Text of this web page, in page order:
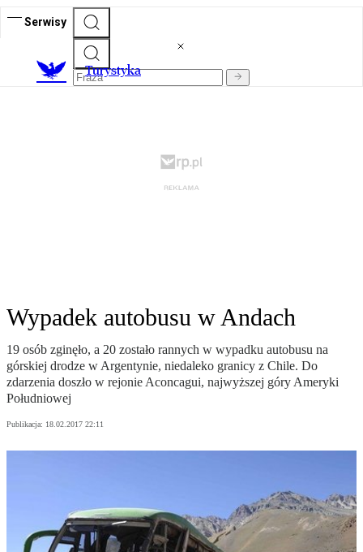
Serwisy
Turystyka
Wypadek autobusu w Andach
19 osób zginęło, a 20 zostało rannych w wypadku autobusu na
górskiej drodze w Argentynie, niedaleko granicy z Chile. Do
zdarzenia doszło w rejonie Aconcagui, najwyższej góry Ameryki
Południowej
Publikacja: 18.02.2017 22:11